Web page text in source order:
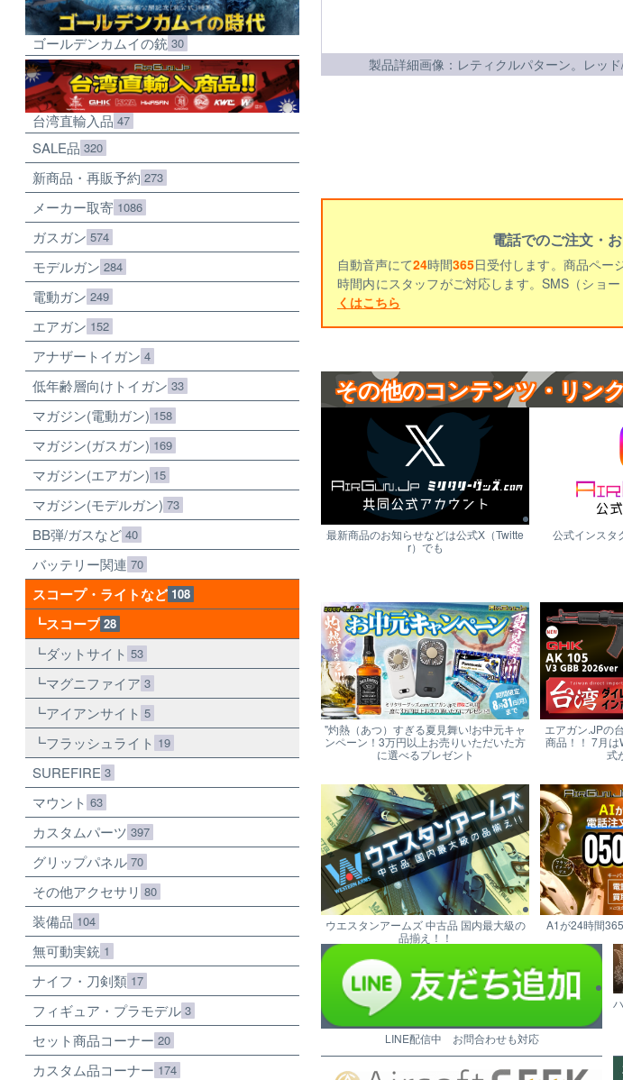
製品詳細画像：レティクルパターン。レッ
電話でのご注文・
自動音声にて24時間365日受付します。商品ペー
時間内にスタッフがご対応します。SMS（ショ
くはこちら
その他のコンテンツ・リン
最新商品のお知らせなどは公式X（Twitte
r）でも
公式インスタ
"灼熱（あつ）すぎる夏見舞い!お中元キャ
ンペーン！3万円以上お売りいただいた方
に選べるプレゼント
エアガン.JPの
商品！！ 7月
式
ウエスタンアームズ 中古品 国内最大級の
品揃え！！
A1が24時間
LINE配信中 お問合わせも対応
ゴールデンカムイの銃 30
台湾直輸入品 47
SALE品 320
新商品・再販予約 273
メーカー取寄 1086
ガスガン 574
モデルガン 284
電動ガン 249
エアガン 152
アナザートイガン 4
低年齢層向けトイガン 33
マガジン(電動ガン) 158
マガジン(ガスガン) 169
マガジン(エアガン) 15
マガジン(モデルガン) 73
BB弾/ガスなど 40
バッテリー関連 70
スコープ・ライトなど 108
スコープ 28
ダットサイト 53
マグニファイア 3
アイアンサイト 5
フラッシュライト 19
SUREFIRE 3
マウント 63
カスタムパーツ 397
グリップパネル 70
その他アクセサリ 80
装備品 104
無可動実銃 1
ナイフ・刀剣類 17
フィギュア・プラモデル 3
セット商品コーナー 20
カスタム品コーナー 174